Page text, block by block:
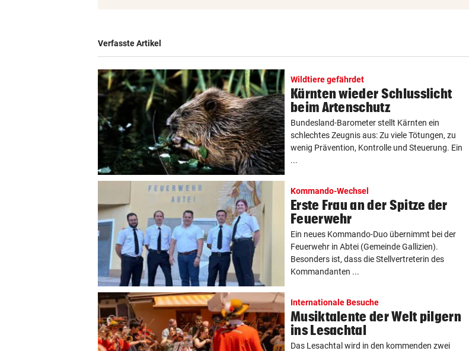
Verfasste Artikel
Wildtiere gefährdet
Kärnten wieder Schlusslicht
beim Artenschutz
Bundesland-Barometer stellt Kärnten ein
schlechtes Zeugnis aus: Zu viele Tötungen, zu
wenig Prävention, Kontrolle und Steuerung. Ein
...
Kommando-Wechsel
Erste Frau an der Spitze der
Feuerwehr
Ein neues Kommando-Duo übernimmt bei der
Feuerwehr in Abtei (Gemeinde Gallizien).
Besonders ist, dass die Stellvertreterin des
Kommandanten ...
Internationale Besuche
Musiktalente der Welt pilgern
ins Lesachtal
Das Lesachtal wird in den kommenden zwei